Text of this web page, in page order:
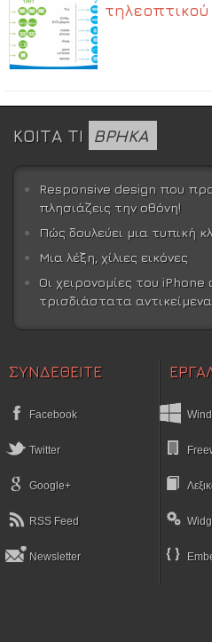
ΚΟΙΤΑ ΤΙ ΒΡΗΚΑ
Responsive design που
πλησιάζεις την οθόνη!
Πώς δουλεύει μια τυπική
Μια λέξη, χίλιες εικόνες
Οι χειρονομίες του iPhone
τρισδιάστατα αντικείμενα
ΣΥΝΔΕΘΕΙΤΕ
Facebook
Twitter
Google+
RSS Feed
Newsletter